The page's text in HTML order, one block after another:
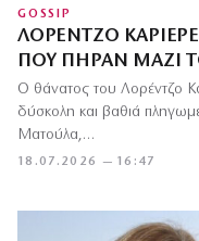
GOSSIP
ΛΟΡΈΝΤΖΟ
ΠΟΥ ΠΉΡΑΝ ΜΑΖΊ
18.07.2026 — 16:47
Ο θάνατος του Λορέντζο
δύσκολη και βαθιά
Ματούλα,…